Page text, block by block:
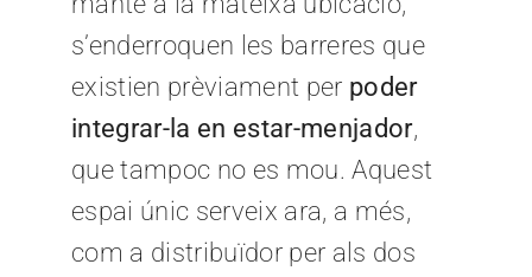
s’enderroquen les barreres que
existien prèviament per poder
integrar-la en estar-menjador,
que tampoc no es mou. Aquest
espai únic serveix ara, a més,
com a distribuïdor per als dos